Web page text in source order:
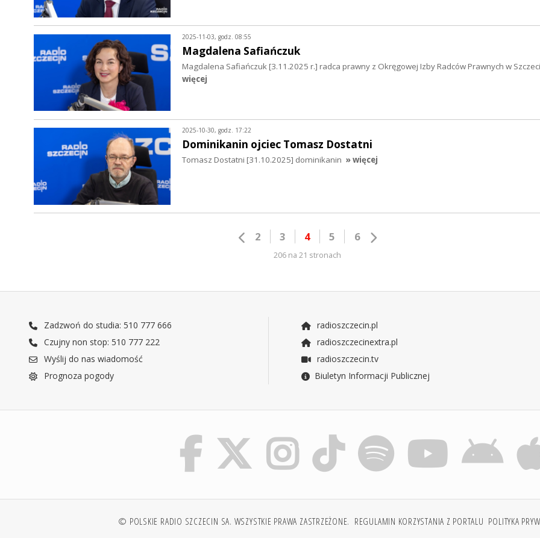
2025-11-03, godz. 08:55
Magdalena Safiańczuk
Magdalena Safiańczuk [3.11.2025 r.] radca prawny z Okręgowej Izby Radców Prawnych w
więcej
2025-10-30, godz. 17:22
Dominikanin ojciec Tomasz Dostatni
Tomasz Dostatni [31.10.2025] dominikanin » więcej
2 3 4 5 6
206 na 21 stronach
Zadzwoń do studia: 510 777 666
Czujny non stop: 510 777 222
Wyślij do nas wiadomość
Prognoza pogody
radioszczecin.pl
radioszczecinextra.pl
radioszczecin.tv
Biuletyn Informacji Publicznej
© POLSKIE RADIO SZCZECIN SA. WSZYSTKIE PRAWA ZASTRZEŻONE. REGULAMIN KORZYSTANIA Z PORTALU POLITYKA